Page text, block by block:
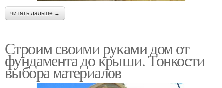
читать дальше →
Строим своими руками дом от
фундамента до крыши. Тонкости
выбора материалов